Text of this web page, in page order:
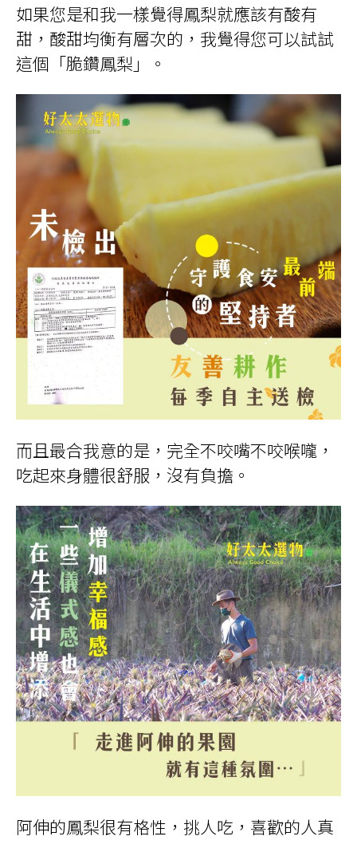
如果您是和我一樣覺得鳳梨就應該有酸有
甜，酸甜均衡有層次的，我覺得您可以試試
這個「脆鑽鳳梨」。
而且最合我意的是，完全不咬嘴不咬喉嚨，
吃起來身體很舒服，沒有負擔。
阿伸的鳳梨很有格性，挑人吃，喜歡的人真